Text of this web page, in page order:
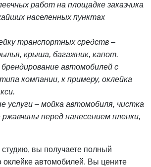
работ на площадке заказчика
населенных пунктах
транспортных средств –
крыша, багажник, капот.
автомобилей с
компании, к примеру, оклейка
услуги – мойка автомобиля, чистка
ржавчины перед нанесением пленки,
вы получаете полный
оклейке автомобилей. Вы цените